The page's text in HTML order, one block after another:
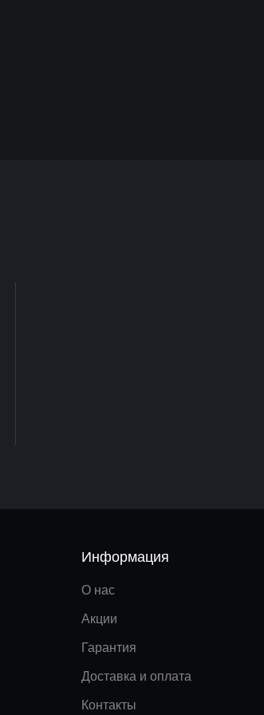
Информация
О нас
Акции
Гарантия
Доставка и оплата
Контакты